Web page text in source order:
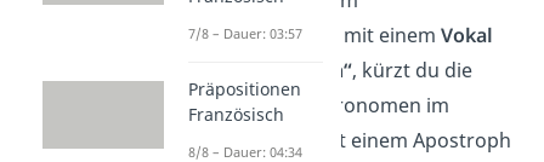
Objektpronomen mit einem Vokal
stummen „h“, kürzt du die
direkten Objektpronomen im
Französischen mit einem Apostroph
7/8 – Dauer: 03:57
Präpositionen
Französisch
8/8 – Dauer: 04:34